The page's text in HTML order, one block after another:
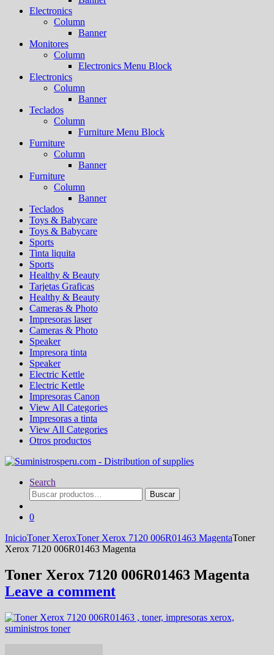
Electronics
Column
Banner
Monitores
Column
Electronics Menu Block
Electronics
Column
Banner
Teclados
Column
Furniture Menu Block
Furniture
Column
Banner
Furniture
Column
Banner
Teclados
Toys & Babycare
Toys & Babycare
Sports
Tinta liquita
Sports
Healthy & Beauty
Tarjetas Graficas
Healthy & Beauty
Cameras & Photo
Impresoras laser
Cameras & Photo
Speaker
Impresora tinta
Speaker
Electric Kettle
Electric Kettle
Impresoras Canon
View All Categories
Impresoras a tinta
View All Categories
Otros productos
Search
Buscar
por:
Buscar
0
InicioToner XeroxToner Xerox 7120 006R01463 MagentaToner
Xerox 7120 006R01463 Magenta
Toner Xerox 7120 006R01463 Magenta
Leave a comment